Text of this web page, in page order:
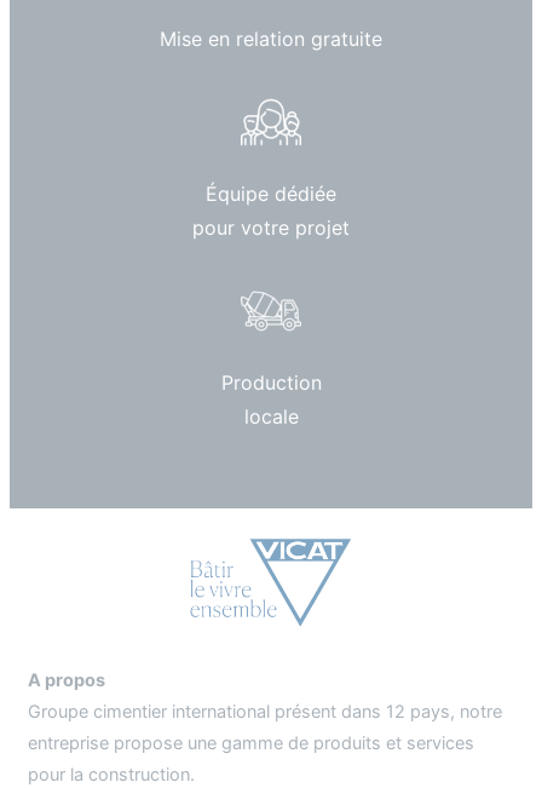
Mise en relation gratuite
Équipe dédiée
pour votre projet
Production
locale
A propos
Groupe cimentier international présent dans 12 pays, notre
entreprise propose une gamme de produits et services
pour la construction.